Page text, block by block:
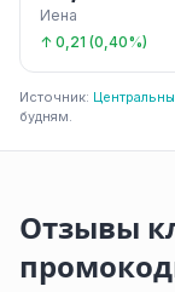
Иена
↑ 0,21 (0,40%)
Источник:
будням.
Отзывы